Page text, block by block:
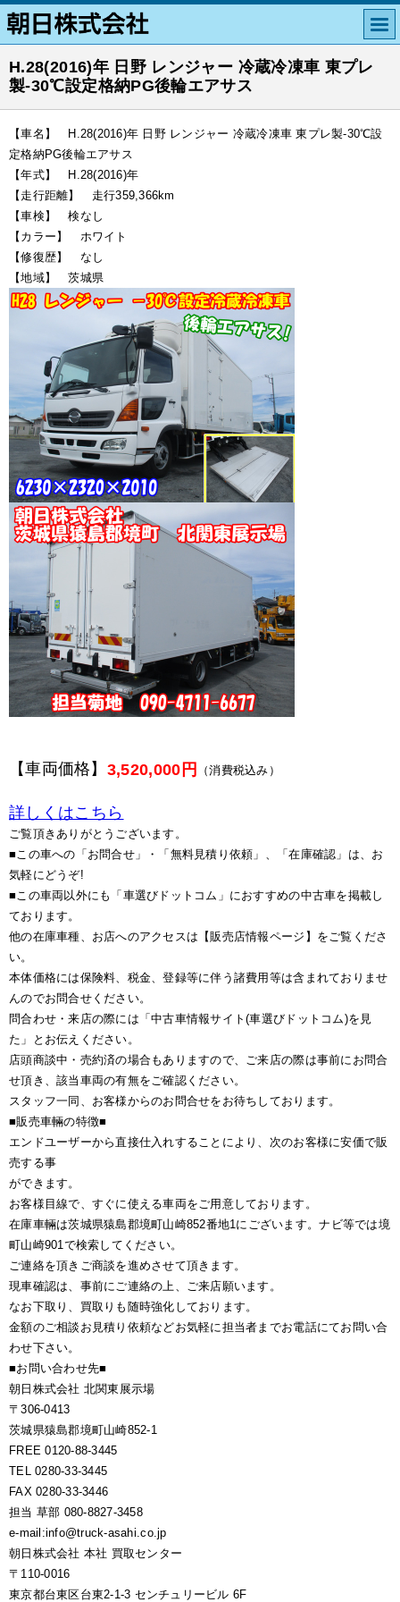
H.28(2016)年 日野 レンジャー 冷蔵冷凍車 東プレ
製-30℃設定格納PG後輪エアサス
【車名】 H.28(2016)年 日野 レンジャー 冷蔵冷凍車 東プレ製-30℃設
定格納PG後輪エアサス
【年式】 H.28(2016)年
【走行距離】 走行359,366km
【車検】 検なし
【カラー】 ホワイト
【修復歴】 なし
【地域】 茨城県
【車両価格】 3,520,000円 （消費税込み）
詳しくはこちら
ご覧頂きありがとうございます。
■この車への「お問合せ」・「無料見積り依頼」、「在庫確認」は、お
気軽にどうぞ!
■この車両以外にも「車選びドットコム」におすすめの中古車を掲載し
ております。
他の在庫車種、お店へのアクセスは【販売店情報ページ】をご覧くださ
い。
本体価格には保険料、税金、登録等に伴う諸費用等は含まれておりませ
んのでお問合せください。
問合わせ・来店の際には「中古車情報サイト(車選びドットコム)を見
た」とお伝えください。
店頭商談中・売約済の場合もありますので、ご来店の際は事前にお問合
せ頂き、該当車両の有無をご確認ください。
スタッフ一同、お客様からのお問合せをお待ちしております。
■販売車輛の特徴■
エンドユーザーから直接仕入れすることにより、次のお客様に安価で販
売する事
ができます。
お客様目線で、すぐに使える車両をご用意しております。
在庫車輛は茨城県猿島郡境町山崎852番地1にございます。ナビ等では境
町山崎901で検索してください。
ご連絡を頂きご商談を進めさせて頂きます。
現車確認は、事前にご連絡の上、ご来店願います。
なお下取り、買取りも随時強化しております。
金額のご相談お見積り依頼などお気軽に担当者までお電話にてお問い合
わせ下さい。
■お問い合わせ先■
朝日株式会社 北関東展示場
〒306-0413
茨城県猿島郡境町山崎852-1
FREE 0120-88-3445
TEL 0280-33-3445
FAX 0280-33-3446
担当 草部 080-8827-3458
e-mail:info@truck-asahi.co.jp
朝日株式会社 本社 買取センター
〒110-0016
東京都台東区台東2-1-3 センチュリービル 6F